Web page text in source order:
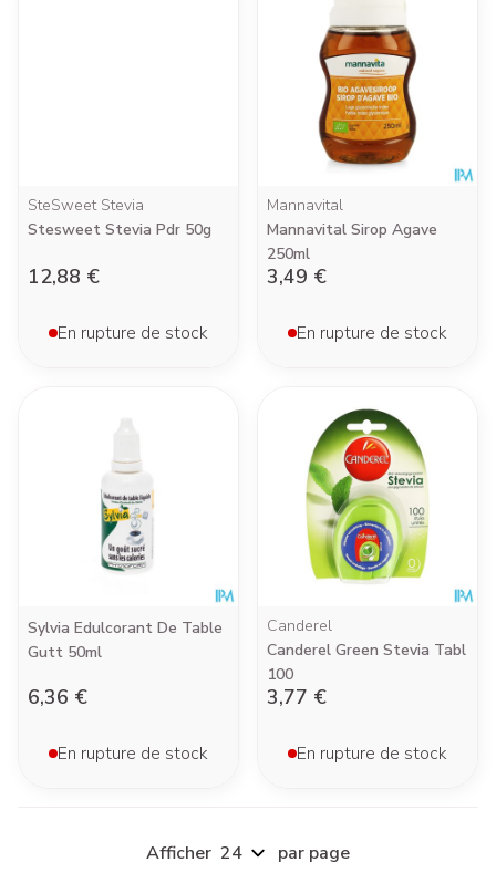
SteSweet Stevia
Stesweet Stevia Pdr 50g
12,88 €
En rupture de stock
Mannavital
Mannavital Sirop Agave
250ml
3,49 €
En rupture de stock
Sylvia Edulcorant De Table
Gutt 50ml
6,36 €
En rupture de stock
Canderel
Canderel Green Stevia Tabl
100
3,77 €
En rupture de stock
Afficher par page